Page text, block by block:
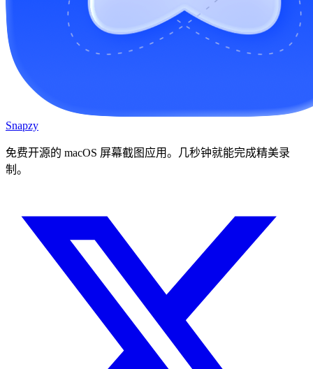
Snapzy
免费开源的 macOS 屏幕截图应用。几秒钟就能完成精美录
制。